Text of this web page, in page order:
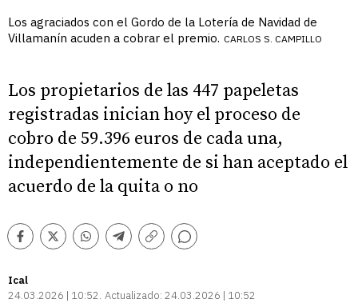
Los agraciados con el Gordo de la Lotería de Navidad de
Villamanín acuden a cobrar el premio. CARLOS S. CAMPILLO
Los propietarios de las 447 papeletas
registradas inician hoy el proceso de
cobro de 59.396 euros de cada una,
independientemente de si han aceptado el
acuerdo de la quita o no
Facebook
TwitterWhatsappTelegram
Copiar
Comentarios
Ical
24.03.2026 | 10:52 Actualizado: 24.03.2026 | 10:52